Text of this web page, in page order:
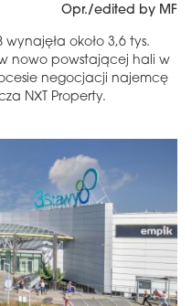
Opr./edited by MF
około 3,6 tys.
nowo powstającej hali w
negocjacji najemcę
NXT Property.